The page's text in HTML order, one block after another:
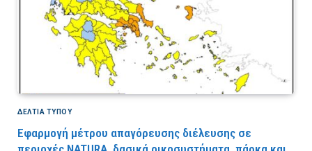
ΔΕΛΤΙΑ ΤΥΠΟΥ
Εφαρμογή μέτρου απαγόρευσης διέλευσης σε